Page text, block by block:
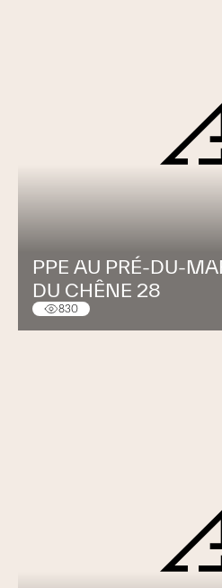
PPE AU PRÉ-DU-
DU CHÊNE 28
830